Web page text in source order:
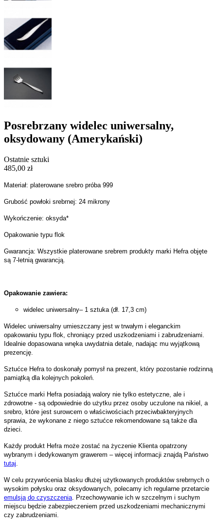
Posrebrzany widelec uniwersalny,
oksydowany (Amerykański)
Ostatnie sztuki
485,00 zł
Materiał: platerowane srebro próba 999
Grubość powłoki srebrnej: 24 mikrony
Wykończenie: oksyda*
Opakowanie typu flok
Gwarancja: Wszystkie platerowane srebrem produkty marki Hefra objęte
są 7-letnią gwarancją.
Opakowanie zawiera:
widelec uniwersalny– 1 sztuka (dł. 17,3 cm)
Widelec uniwersalny umieszczany jest w trwałym i eleganckim
opakowaniu typu flok, chroniący przed uszkodzeniami i zabrudzeniami.
Idealnie dopasowana wnęka uwydatnia detale, nadając mu wyjątkową
prezencję.
Sztućce Hefra to doskonały pomysł na prezent, który pozostanie rodzinną
pamiątką dla kolejnych pokoleń.
Sztućce marki Hefra posiadają walory nie tylko estetyczne, ale i
zdrowotne - są odpowiednie do użytku przez osoby uczulone na nikiel, a
srebro, które jest surowcem o właściwościach przeciwbakteryjnych
sprawia, że wykonane z niego sztućce rekomendowane są także dla
dzieci.
Każdy produkt Hefra może zostać na życzenie Klienta opatrzony
wybranym i dedykowanym grawerem – więcej informacji znajdą Państwo
tutaj
W celu przywrócenia blasku dłużej użytkowanych produktów srebrnych o
wysokim połysku oraz oksydowanych, polecamy ich regularne przetarcie
emulsją do czyszczenia . Przechowywanie ich w szczelnym i suchym
miejscu będzie zabezpieczeniem przed uszkodzeniami mechanicznymi
czy zabrudzeniami.